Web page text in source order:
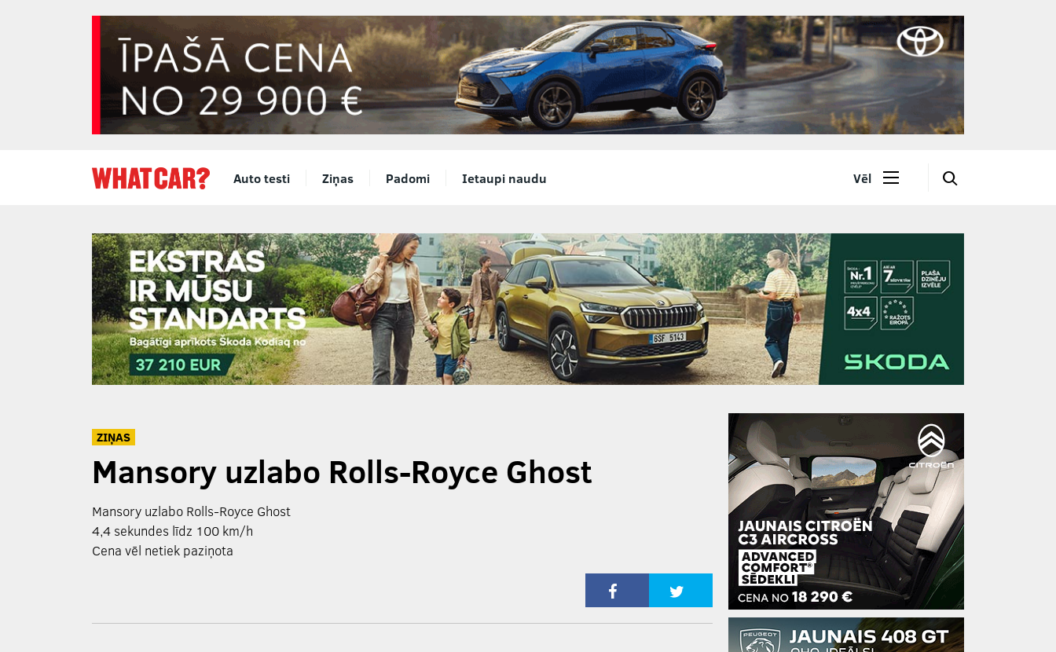
Auto testi Ziņas Padomi Ietaupi naudu Vēl 🔎
ZIŅAS
Mansory uzlabo Rolls-Royce Ghost
Mansory uzlabo Rolls-Royce Ghost
4,4 sekundes līdz 100 km/h
Cena vēl netiek paziņota